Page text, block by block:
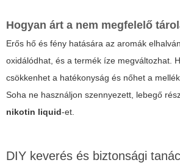
Hogyan árt a nem megfelelő
Erős hő és fény hatására az aromák
oxidálódhat, és a termék íze megváltozhat.
csökkenhet a hatékonyság és nőhet a
Soha ne használjon szennyezett, lebegő
nikotin liquid-et.
DIY keverés és biztonsági